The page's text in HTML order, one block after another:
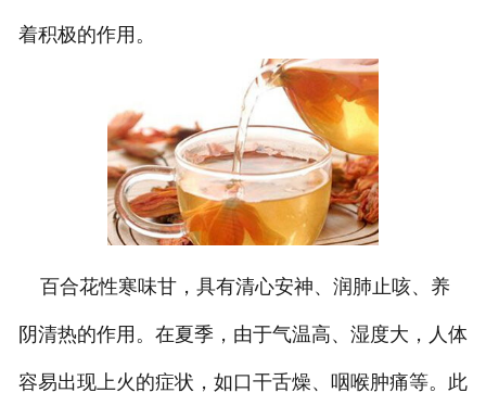
着积极的作用。
百合花性寒味甘，具有清心安神、润肺止咳、养
阴清热的作用。在夏季，由于气温高、湿度大，人体
容易出现上火的症状，如口干舌燥、咽喉肿痛等。此